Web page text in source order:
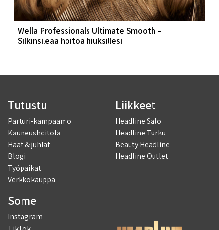
Wella Professionals Ultimate Smooth –
Silkinsileää hoitoa hiuksillesi
Tutustu
Parturi-kampaamo
Kauneushoitola
Häät & juhlat
Blogi
Työpaikat
Verkkokauppa
Liikkeet
Headline Salo
Headline Turku
Beauty Headline
Headline Outlet
Some
Instagram